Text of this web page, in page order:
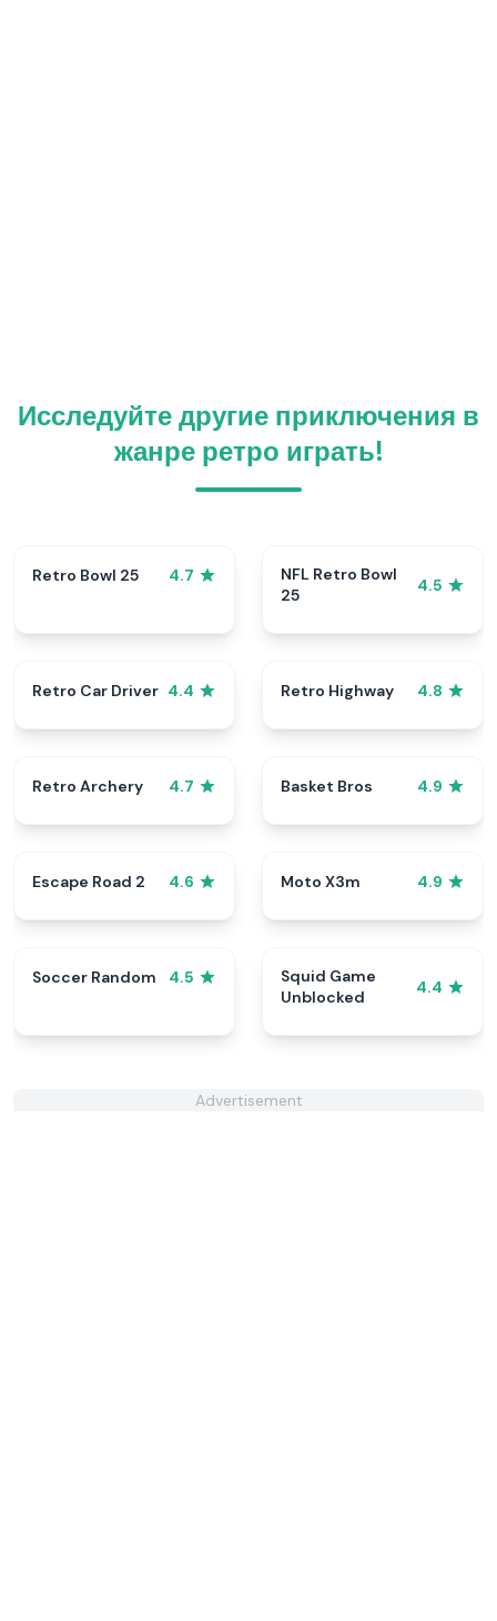
Исследуйте другие приключения в
жанре ретро играть!
Retro Bowl 25 4.7
NFL Retro Bowl
25
4.5
Retro Car Driver 4.4 Retro Highway 4.8
Retro Archery 4.7 Basket Bros 4.9
Escape Road 2 4.6 Moto X3m 4.9
Soccer Random 4.5
Squid Game
Unblocked
4.4
Advertisement